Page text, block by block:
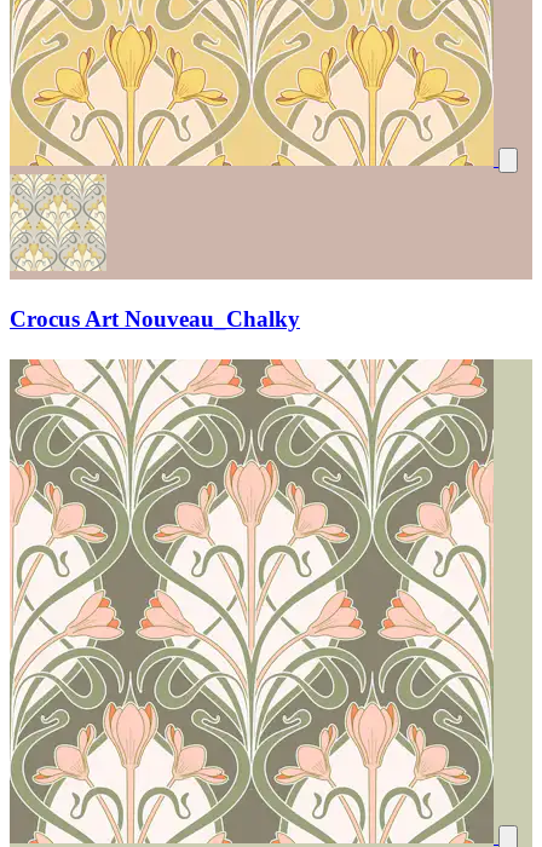
Crocus Art Nouveau_Chalky